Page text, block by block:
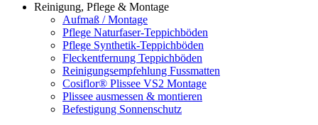
Reinigung, Pflege & Montage
Aufmaß / Montage
Pflege Naturfaser-Teppichböden
Pflege Synthetik-Teppichböden
Fleckentfernung Teppichböden
Reinigungsempfehlung Fussmatten
Cosiflor® Plissee VS2 Montage
Plissee ausmessen & montieren
Befestigung Sonnenschutz